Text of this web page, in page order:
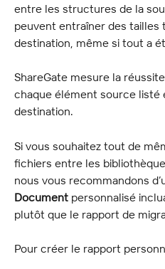
entre les structures de la
peuvent entraîner des tailles
destination, même si tout a
ShareGate mesure la
chaque élément source listé
destination.
Si vous souhaitez tout de
fichiers entre les
nous vous recommandons
Document personnalisé
plutôt que le rapport de
Pour créer le rapport